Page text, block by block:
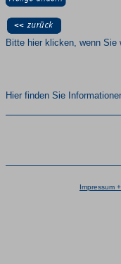
Bitte hier klicken, wenn Sie
Hier finden Sie
Impressum